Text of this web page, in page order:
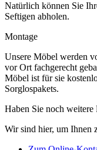
Natürlich können Sie
Seftigen abholen.
Montage
Unsere Möbel werden
vor Ort fachgerecht
Möbel ist für sie
Sorglospakets.
Haben Sie noch weitere
Wir sind hier, um Ihnen